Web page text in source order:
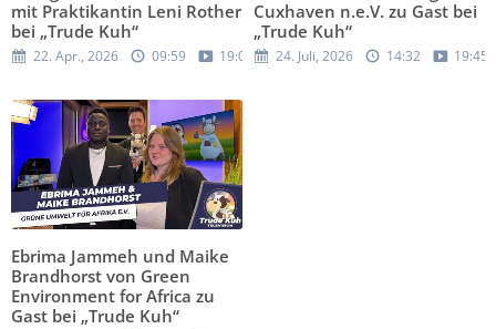
mit Praktikantin Leni Rother
bei „Trude Kuh“
22. Apr., 2026 09:59 19:05
Cuxhaven n.e.V. zu Gast bei
„Trude Kuh“
24. Juli, 2026 14:32 19:45
Ebrima Jammeh und Maike
Brandhorst von Green
Environment for Africa zu
Gast bei „Trude Kuh“